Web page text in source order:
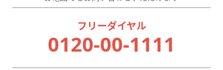
フリーダイヤル
0120-00-1111